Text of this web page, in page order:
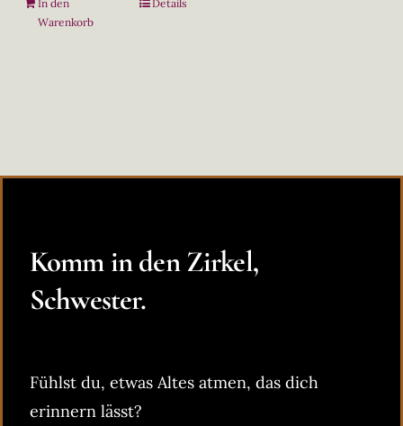
In den
Warenkorb
Details
Komm in den Zirkel,
Schwester.
Fühlst du, etwas Altes atmen, das dich
erinnern lässt?